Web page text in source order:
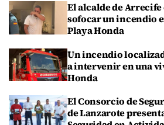
El alcalde de
sofocar un incendio
Playa Honda
Un incendio
a intervenir en una
Honda
El Consorcio de
de Lanzarote